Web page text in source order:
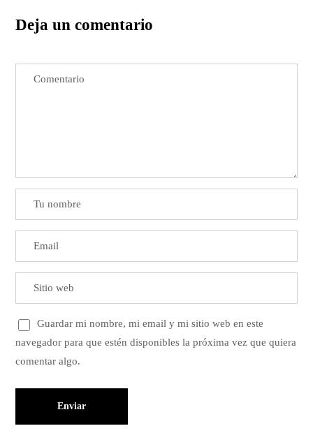
Deja un comentario
Guardar mi nombre, mi email y mi sitio web en este
navegador para que estén disponibles la próxima vez que quiera
comentar algo.